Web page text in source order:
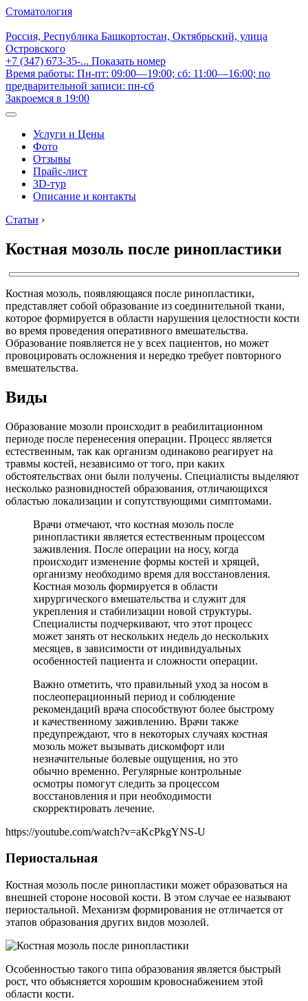
Стоматология
Россия, Республика Башкортостан, Октябрьский, улица
Островского
+7 (347) 673-35-... Показать номер
Время работы: Пн-пт: 09:00—19:00; сб: 11:00—16:00; по
предварительной записи: пн-сб
Закроемся в 19:00
Услуги и Цены
Фото
Отзывы
Прайс-лист
3D-тур
Описание и контакты
Статьи ›
Костная мозоль после ринопластики
Костная мозоль, появляющаяся после ринопластики,
представляет собой образование из соединительной ткани,
которое формируется в области нарушения целостности кости
во время проведения оперативного вмешательства.
Образование появляется не у всех пациентов, но может
провоцировать осложнения и нередко требует повторного
вмешательства.
Виды
Образование мозоли происходит в реабилитационном
периоде после перенесения операции. Процесс является
естественным, так как организм одинаково реагирует на
травмы костей, независимо от того, при каких
обстоятельствах они были получены. Специалисты выделяют
несколько разновидностей образования, отличающихся
областью локализации и сопутствующими симптомами.
Врачи отмечают, что костная мозоль после
ринопластики является естественным процессом
заживления. После операции на носу, когда
происходит изменение формы костей и хрящей,
организму необходимо время для восстановления.
Костная мозоль формируется в области
хирургического вмешательства и служит для
укрепления и стабилизации новой структуры.
Специалисты подчеркивают, что этот процесс
может занять от нескольких недель до нескольких
месяцев, в зависимости от индивидуальных
особенностей пациента и сложности операции.
Важно отметить, что правильный уход за носом в
послеоперационный период и соблюдение
рекомендаций врача способствуют более быстрому
и качественному заживлению. Врачи также
предупреждают, что в некоторых случаях костная
мозоль может вызывать дискомфорт или
незначительные болевые ощущения, но это
обычно временно. Регулярные контрольные
осмотры помогут следить за процессом
восстановления и при необходимости
скорректировать лечение.
https://youtube.com/watch?v=aKcPkgYNS-U
Периостальная
Костная мозоль после ринопластики может образоваться на
внешней стороне носовой кости. В этом случае ее называют
периостальной. Механизм формирования не отличается от
этапов образования других видов мозолей.
Особенностью такого типа образования является быстрый
рост, что объясняется хорошим кровоснабжением этой
области кости.